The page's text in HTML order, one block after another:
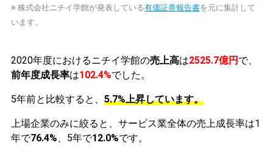
※ 株式会社ニチイ学館が発表している有価証券報告書を元に集計して
います。
2020年度におけるニチイ学館の売上高は2525.7億円 で、
前年度成長率は102.4%でした。
5年前と比較すると、 5.7%上昇しています。
上場企業のみに絞ると、サービス業全体の売上成長率は1
年で76.4%、5年で12.0%です。